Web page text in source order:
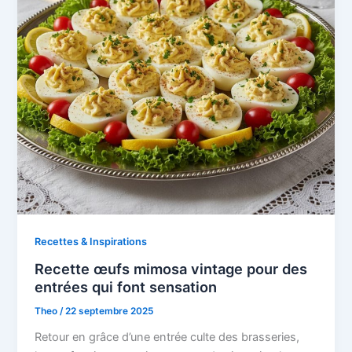
Recettes & Inspirations
Recette œufs mimosa vintage pour des
entrées qui font sensation
Theo /22 septembre 2025
Retour en grâce d’une entrée culte des brasseries,